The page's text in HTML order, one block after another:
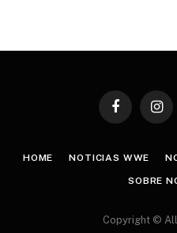
Facebook
HOME NOTICIAS WWE
SOBRE
Copyright ©